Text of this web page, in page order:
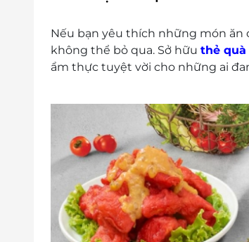
Chân chung cư ICID Complex, Cổng
Nội
212 Nguyễn Lương Bằng, Phường
Số 124 tổ 15 khu 5B Quang Trung,
55 Võ Nguyên Giáp, P. Hồng Hải,
Bình Dương
Số 1 Cao Bá Quát, Khu phố Đông
772 Nguyễn Chí Thanh, Phường
230 Huỳnh Văn Lũy, P. Phú Lợi, Thủ
https://docs.google.com/
Nếu bạn yêu thích những món ăn
không thể bỏ qua. Sở hữuthẻ quà
ẩm thực tuyệt vời cho những ai